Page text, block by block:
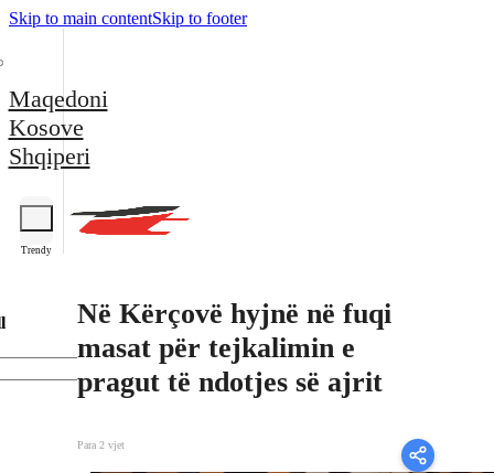
Skip to main contentSkip to footer
Maqedoni
Kosove
Shqiperi
Trendy
Në Kërçovë hyjnë në fuqi
masat për tejkalimin e
pragut të ndotjes së ajrit
Para 2 vjet